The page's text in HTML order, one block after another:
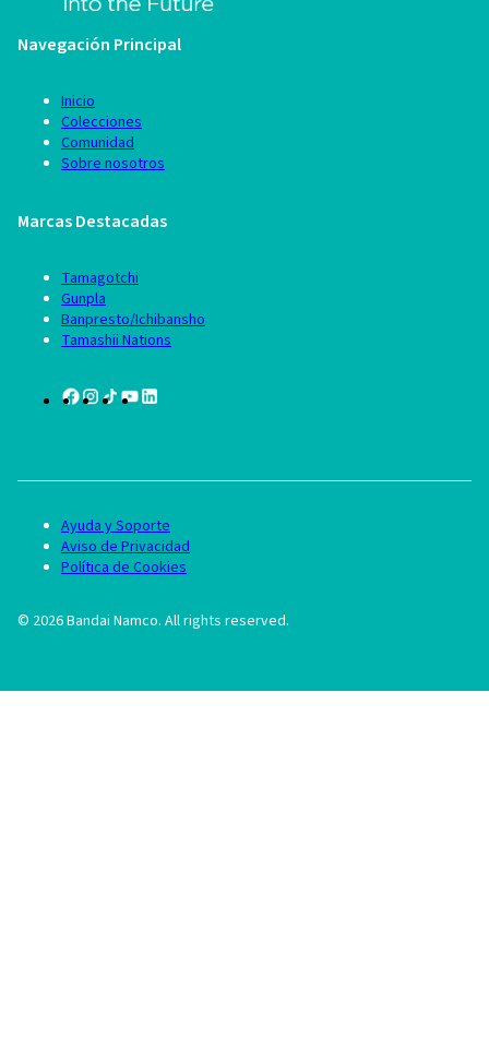
Navegación Principal
Inicio
Colecciones
Comunidad
Sobre nosotros
Marcas Destacadas
Tamagotchi
Gunpla
Banpresto/Ichibansho
Tamashii Nations
© 2026Bandai Namco. All rights reserved.
Ayuda y Soporte
Aviso de Privacidad
Política de Cookies